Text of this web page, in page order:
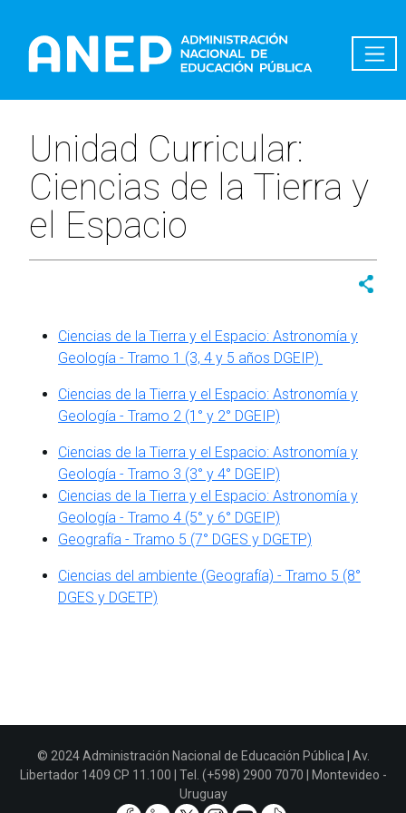
Unidad Curricular:
Ciencias de la Tierra y
el Espacio
Ciencias de la Tierra y el Espacio: Astronomía y
Geología - Tramo 1 (3, 4 y 5 años DGEIP)
Ciencias de la Tierra y el Espacio: Astronomía y
Geología - Tramo 2 (1° y 2° DGEIP)
Ciencias de la Tierra y el Espacio: Astronomía y
Geología - Tramo 3 (3° y 4° DGEIP)
Ciencias de la Tierra y el Espacio: Astronomía y
Geología - Tramo 4 (5° y 6° DGEIP)
Geografía - Tramo 5 (7° DGES y DGETP)
Ciencias del ambiente (Geografía) - Tramo 5 (8°
DGES y DGETP)
© 2024 Administración Nacional de Educación Pública | Av.
Libertador 1409 CP 11.100 | Tel. (+598) 2900 7070 | Montevideo -
Uruguay